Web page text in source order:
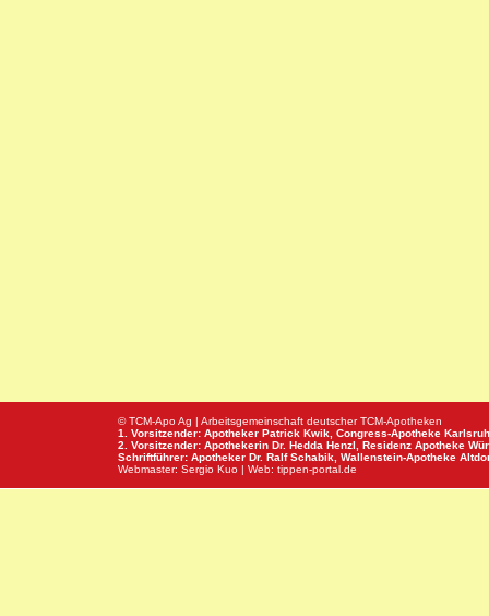
© TCM-Apo Ag | Arbeitsgemeinschaft deutscher TCM-Apotheken
1. Vorsitzender: Apotheker Patrick Kwik, Congress-Apotheke
2. Vorsitzender: Apothekerin Dr. Hedda Henzl, Residenz Apotheke
Schriftführer: Apotheker Dr. Ralf Schabik, Wallenstein-Apotheke
Webmaster: Sergio Kuo | Web: tippen-portal.de